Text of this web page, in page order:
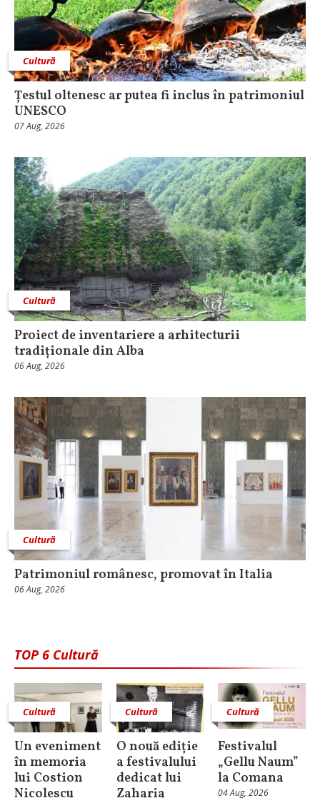
Cultură
Țestul oltenesc ar putea fi inclus în patrimoniul
UNESCO
07 Aug, 2026
Cultură
Proiect de inventariere a arhitecturii
tradiționale din Alba
06 Aug, 2026
Cultură
Patrimoniul românesc, promovat în Italia
06 Aug, 2026
TOP 6 Cultură
Cultură
Un eveniment
în memoria
lui Costion
Nicolescu
Cultură
O nouă ediție
a festivalului
dedicat lui
Zaharia
Cultură
Festivalul
„Gellu Naum”
la Comana
04 Aug, 2026